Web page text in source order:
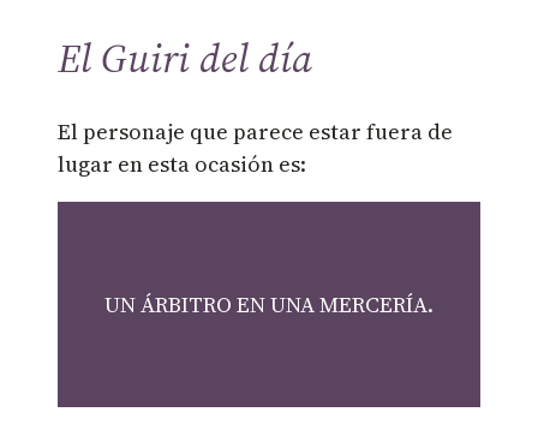
El Guiri del día
El personaje que parece estar fuera de
lugar en esta ocasión es:
UN ÁRBITRO EN UNA MERCERÍA.